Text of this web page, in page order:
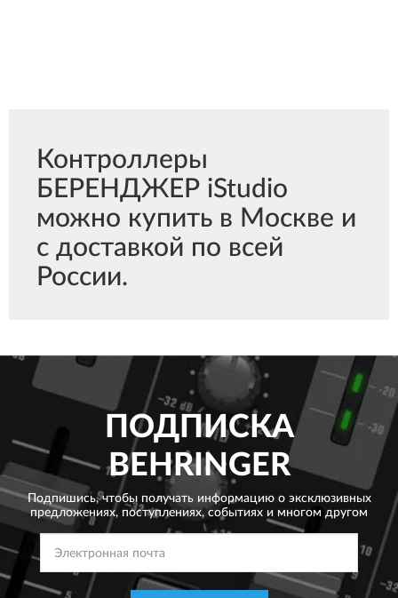
Контроллеры
БЕРЕНДЖЕР iStudio
можно купить в Москве и
с доставкой по всей
России.
ПОДПИСКА
BEHRINGER
Подпишись, чтобы получать информацию о эксклюзивных
предложениях, поступлениях, событиях и многом другом